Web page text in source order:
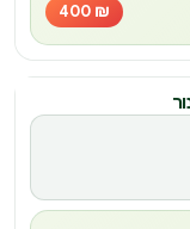
₪ 400